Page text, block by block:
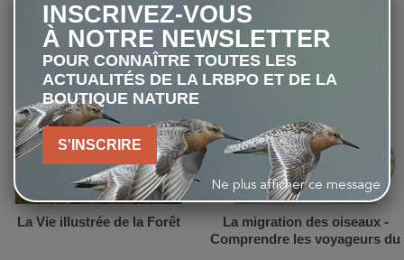
favorite_border
La Vie illustrée de la Forêt
La migration des oiseaux -
Comprendre les voyageurs du
INSCRIVEZ-VOUS
À NOTRE NEWSLETTER
POUR CONNAÎTRE TOUTES LES
ACTUALITÉS DE LA LRBPO ET DE LA
BOUTIQUE NATURE
S'INSCRIRE
Ne plus afficher ce message